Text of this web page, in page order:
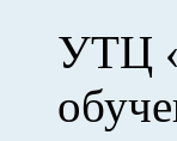
УТЦ